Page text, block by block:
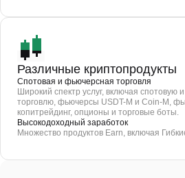
Различные криптопродукты
Спотовая и фьючерсная торговля
Широкий спектр услуг, включая спотовую
торговлю, фьючерсы USDT-M и Coin-M,
копитрейдинг, опционы и торговые боты.
Высокодоходный заработок
Множество продуктов Earn, включая